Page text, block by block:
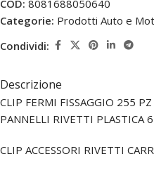
COD: 8081688050640
Categorie: Prodotti Auto e
Condividi:
Descrizione
CLIP FERMI FISSAGGIO 255
PANNELLI RIVETTI PLASTICA
CLIP ACCESSORI RIVETTI